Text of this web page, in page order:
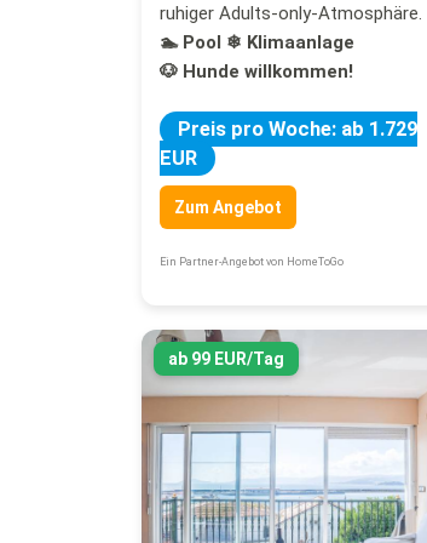
ruhiger Adults-only-Atmosphäre.
🏊 Pool ❄ Klimaanlage
🐶 Hunde willkommen!
Preis pro Woche: ab 1.729
EUR
Zum Angebot
Ein Partner-Angebot von HomeToGo
ab 99 EUR/Tag